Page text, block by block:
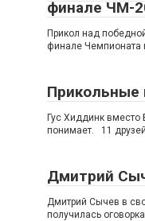
финале ЧМ-
Прикол над
финале Чемпионата
Прикольные
Гус Хиддинк вместо
понимает. 11
Дмитрий
Дмитрий Сычев в
получилась